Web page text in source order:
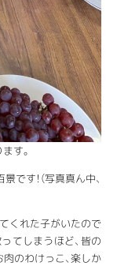
す。
です！（写真真ん中、
くれた子がいたので
てしまうほど、皆の
のわけっこ、楽しか